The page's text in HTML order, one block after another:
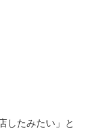
したみたい」と